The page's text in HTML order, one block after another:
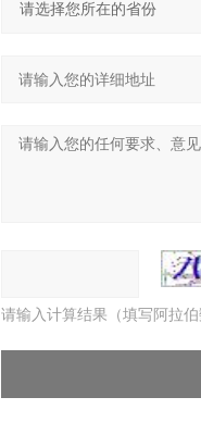
请输入计算结果（填写阿拉